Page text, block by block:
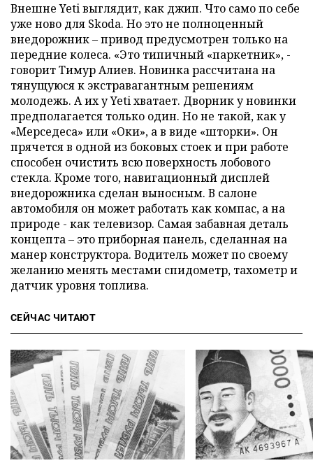
Внешне Yeti выглядит, как джип. Что само по себе
уже ново для Skoda. Но это не полноценный
внедорожник – привод предусмотрен только на
передние колеса. «Это типичный «паркетник», -
говорит Тимур Алиев. Новинка рассчитана на
тянущуюся к экстравагантным решениям
молодежь. А их у Yeti хватает. Дворник у новинки
предполагается только один. Но не такой, как у
«Мерседеса» или «Оки», а в виде «шторки». Он
прячется в одной из боковых стоек и при работе
способен очистить всю поверхность лобового
стекла. Кроме того, навигационный дисплей
внедорожника сделан выносным. В салоне
автомобиля он может работать как компас, а на
природе - как телевизор. Самая забавная деталь
концепта – это приборная панель, сделанная на
манер конструктора. Водитель может по своему
желанию менять местами спидометр, тахометр и
датчик уровня топлива.
СЕЙЧАС ЧИТАЮТ